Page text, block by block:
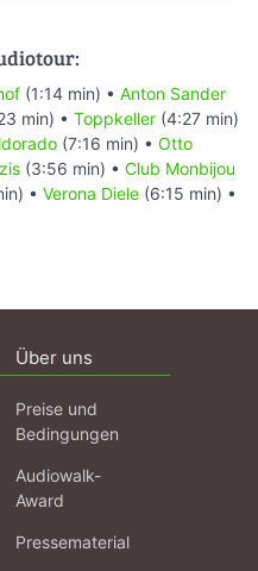
(1:14 min) • Anton Sander
min) • Toppkeller (4:27 min)
(7:16 min) • Otto
(3:56 min) • Club Monbijou
• Verona Diele (6:15 min) •
Über uns
Preise und
Bedingungen
Audiowalk-
Award
Pressematerial